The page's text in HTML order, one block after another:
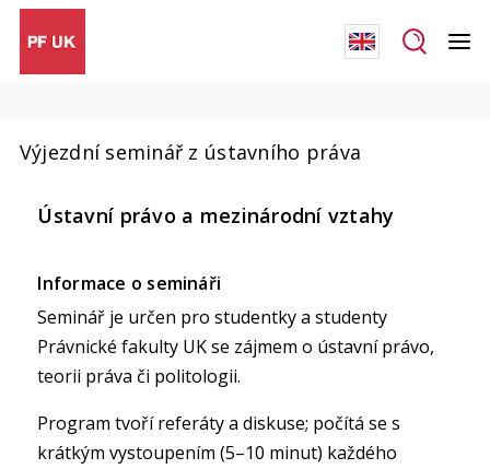
Výjezdní seminář z ústavního práva
Ústavní právo a mezinárodní vztahy
Informace o semináři
Seminář je určen pro studentky a studenty
Právnické fakulty UK se zájmem o ústavní právo,
teorii práva či politologii.
Program tvoří referáty a diskuse; počítá se s
krátkým vystoupením (5–10 minut) každého